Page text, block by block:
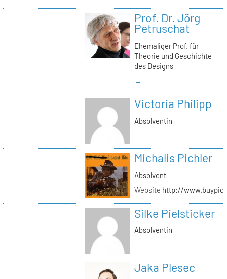
Prof. Dr. Jörg
Petruschat
Ehemaliger Prof. für
Theorie und Geschichte
des Designs
→
Victoria Philipp
Absolventin
Michalis Pichler
Absolvent
Website http://
Silke Pielsticker
Absolventin
Jaka Plesec